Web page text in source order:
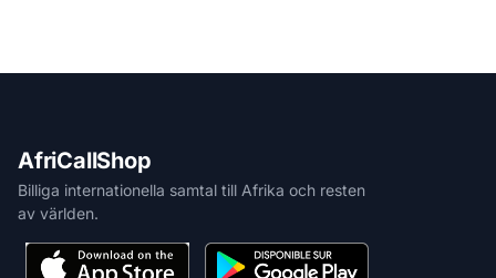
AfriCallShop
Billiga internationella samtal till Afrika och resten
av världen.